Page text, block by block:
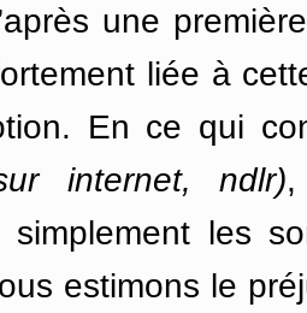
une
liée à
En ce qui
internet, ndlr),
simplement les
estimons le